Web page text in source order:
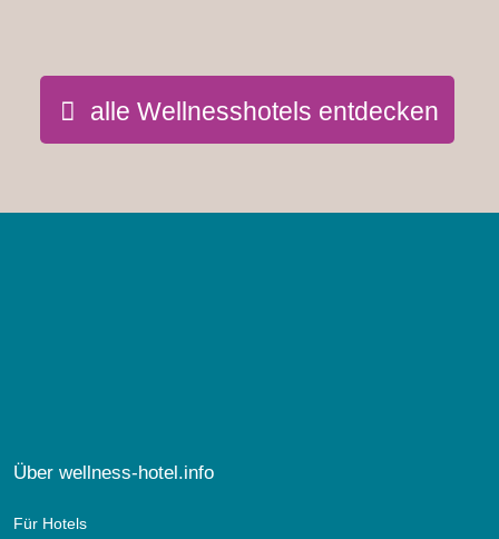
alle Wellnesshotels entdecken
Über wellness-hotel.info
Für Hotels